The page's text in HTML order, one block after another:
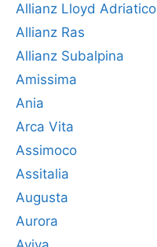
Allianz Lloyd Adriatico
Allianz Ras
Allianz Subalpina
Amissima
Ania
Arca Vita
Assimoco
Assitalia
Augusta
Aurora